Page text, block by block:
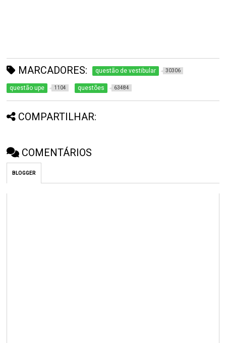
MARCADORES: questão de vestibular 30306
questão upe 1104 questões 63484
COMPARTILHAR:
COMENTÁRIOS
BLOGGER